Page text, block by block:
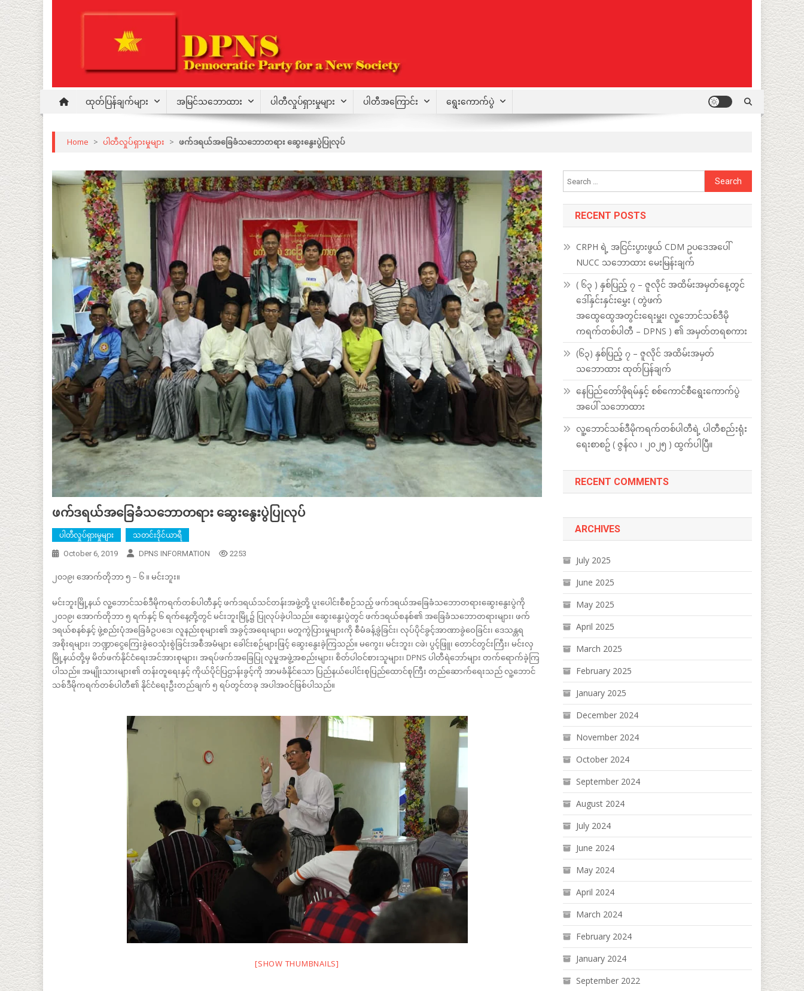
content
DPNS
Democratic Party for a New Society
ထုတ်ပြန်ချက်များ အမြင်သဘောထား ပါတီလှုပ်ရှားမှုများ ပါတီအကြောင်း ရွေးကောက်ပွဲ
Home > ပါတီလှုပ်ရှားမှုများ > ဖက်ဒရယ်အခြေခံသဘောတရား ဆွေးနွေးပွဲပြုလုပ်
ဖက်ဒရယ်အခြေခံသဘောတရား ဆွေးနွေးပွဲပြုလုပ်
ပါတီလှုပ်ရှားမှုများ သတင်းဒိုင်ယာရီ
October 6, 2019 DPNS INFORMATION 2253
၂၀၁၉၊ အောက်တိုဘာ ၅ – ၆ ။ မင်းဘူး။
မင်းဘူးမြို့နယ် လူ့ဘောင်သစ်ဒီမိုကရက်တစ်ပါတီနှင့် ဖက်ဒရယ်သင်တန်းအဖွဲ့တို့ ပူးပေါင်းစီစဉ်သည့် ဖက်ဒရယ်အခြေခံသဘောတရားဆွေးနွေးပွဲကို
၂၀၁၉၊ အောက်တိုဘာ ၅ ရက်နှင့် ၆ ရက်နေ့တို့တွင် မင်းဘူးမြို့၌ ပြုလုပ်ခဲ့ပါသည်။ ဆွေးနွေးပွဲတွင် ဖက်ဒရယ်စနစ်၏ အခြေခံသဘောတရားများ၊ ဖက်
ဒရယ်စနစ်နှင့် ဖွဲ့စည်းပုံအခြေခံဥပဒေ၊ လူနည်းစုများ၏ အခွင့်အရေးများ၊ မတူကွဲပြားမှုများကို စီမံခန့်ခွဲခြင်း၊ လုပ်ပိုင်ခွင့်အာဏာခွဲဝေခြင်း၊ ဒေသန္တရ
အစိုးရများ၊ ဘဏ္ဍာငွေကြေးခွဲဝေသုံးစွဲခြင်းအစီအမံများ ခေါင်းစဉ်များဖြင့် ဆွေးနွေးခဲ့ကြသည်။ မကွေး၊ မင်းဘူး၊ ငဖဲ၊ ပွင့်ဖြူ၊ တောင်တွင်းကြီး၊ မင်းလှ
မြို့နယ်တို့မှ မိတ်ဖက်နိုင်ငံရေးအင်အားစုများ၊ အရပ်ဖက်အခြေပြု လူမှုအဖွဲ့အစည်းများ၊ စိတ်ပါဝင်စားသူများ၊ DPNS ပါတီရဲဘော်များ တက်ရောက်ခဲ့ကြ
ပါသည်။ အမျိုးသားများ၏ တန်းတူရေးနှင့် ကိုယ်ပိုင်ပြဌာန်းခွင့်ကို အာမခံနိုင်သော ပြည်နယ်ပေါင်းစုပြည်ထောင်စုကြီး တည်ဆောက်ရေးသည် လူ့ဘောင်
သစ်ဒီမိုကရက်တစ်ပါတီ၏ နိုင်ငံရေးဦးတည်ချက် ၅ ရပ်တွင်တခု အပါအဝင်ဖြစ်ပါသည်။
[SHOW THUMBNAILS]
Search
for:
RECENT POSTS
CRPH ရဲ့ အငြင်းပွားဖွယ် CDM ဥပဒေအပေါ်
NUCC သဘောထား မေးမြန်းချက်
( ၆၃ ) နှစ်ပြည့် ၇ – ဇူလိုင် အထိမ်းအမှတ်နေ့တွင်
ဒေါ်နှင်းနှင်းမွှေး ( တွဲဖက်
အထွေထွေအတွင်းရေးမှူး၊ လူ့ဘောင်သစ်ဒီမို
ကရက်တစ်ပါတီ – DPNS ) ၏ အမှတ်တရစကား
(၆၃) နှစ်ပြည့် ၇ – ဇူလိုင် အထိမ်းအမှတ်
သဘောထား ထုတ်ပြန်ချက်
နေပြည်တော်ဖိုရမ်နှင့် စစ်ကောင်စီရွေးကောက်ပွဲ
အပေါ် သဘောထား
လူ့ဘောင်သစ်ဒီမိုကရက်တစ်ပါတီရဲ့ ပါတီစည်းရုံး
ရေးစာစဥ် ( ဇွန်လ ၊ ၂၀၂၅ ) ထွက်ပါပြီ။
RECENT COMMENTS
ARCHIVES
July 2025
June 2025
May 2025
April 2025
March 2025
February 2025
January 2025
December 2024
November 2024
October 2024
September 2024
August 2024
July 2024
June 2024
May 2024
April 2024
March 2024
February 2024
January 2024
September 2022